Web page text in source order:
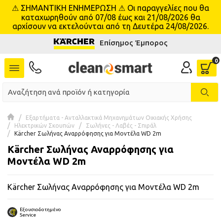
menu
⚠ ΣΗΜΑΝΤΙΚΗ ΕΝΗΜΕΡΩΣΗ ⚠ Οι παραγγελίες που θα
καταχωρηθούν από 07/08 έως και 21/08/2026 θα
αρχίσουν να εκτελούνται από τη Δευτέρα 24/08/2026.
Επίσημος Έμπορος
Εξαρτήματα - Ανταλλακτικά Μηχανημάτων Οικιακής Χρήσης
Ηλεκτρικών Σκουπών
Σωλήνες - Λαβές - Σπιράλ
Kärcher Σωλήνας Αναρρόφησης για Μοντέλα WD 2m
Kärcher Σωλήνας Αναρρόφησης για
Μοντέλα WD 2m
Kärcher Σωλήνας Αναρρόφησης για Μοντέλα WD 2m
Εξουσιοδοτημένο
Service